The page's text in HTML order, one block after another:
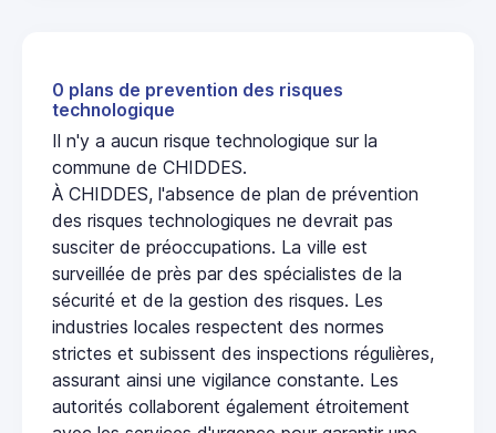
0 plans de prevention des risques
technologique
Il n'y a aucun risque technologique sur la
commune de CHIDDES.
À CHIDDES, l'absence de plan de prévention
des risques technologiques ne devrait pas
susciter de préoccupations. La ville est
surveillée de près par des spécialistes de la
sécurité et de la gestion des risques. Les
industries locales respectent des normes
strictes et subissent des inspections régulières,
assurant ainsi une vigilance constante. Les
autorités collaborent également étroitement